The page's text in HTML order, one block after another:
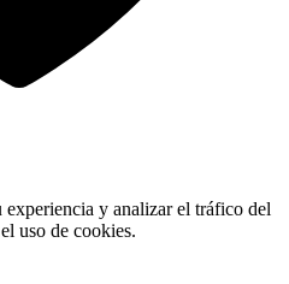
y analizar el tráfico del
uso de cookies.